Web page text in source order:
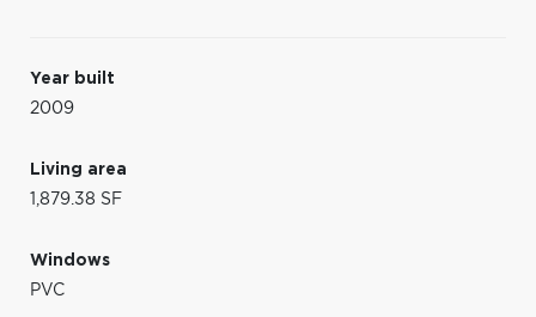
Year built
2009
Living area
1,879.38 SF
Windows
PVC